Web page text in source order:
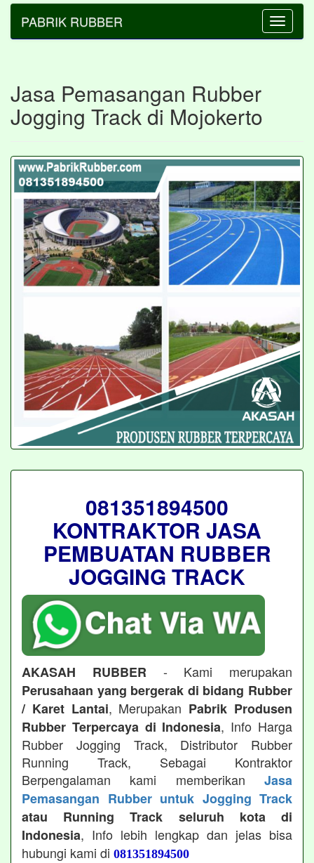
Toggle
PABRIK RUBBER
Jasa Pemasangan Rubber
Jogging Track di Mojokerto
081351894500
KONTRAKTOR JASA
PEMBUATAN RUBBER
JOGGING TRACK
AKASAH RUBBER - Kami merupakan
Perusahaan yang bergerak di bidang Rubber
/ Karet Lantai, Merupakan Pabrik Produsen
Rubber Terpercaya di Indonesia, Info Harga
Rubber Jogging Track, Distributor Rubber
Running Track, Sebagai Kontraktor
Berpengalaman kami memberikan Jasa
Pemasangan Rubber untuk Jogging Track
atau Running Track seluruh kota di
Indonesia, Info lebih lengkap dan jelas bisa
hubungi kami di 081351894500